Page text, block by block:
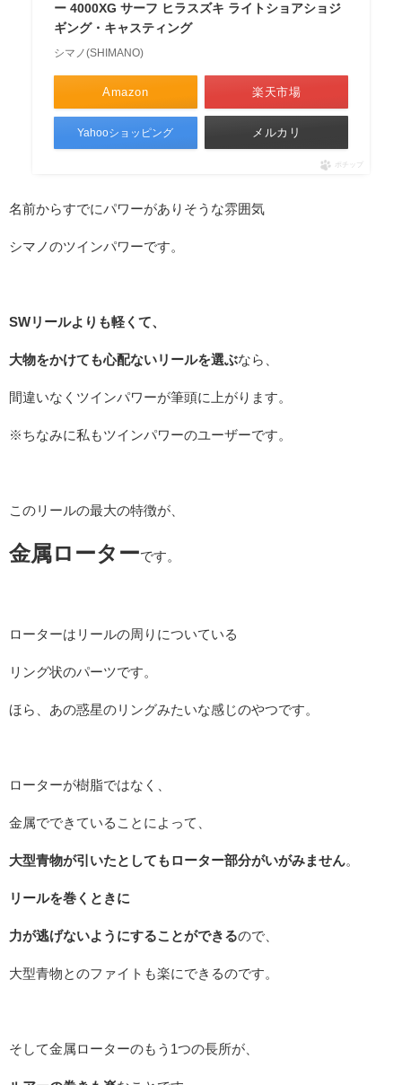
ー 4000XG サーフ ヒラスズキ ライトショアショジ
ギング・キャスティング
シマノ(SHIMANO)
Amazon 楽天市場
Yahooショッピング メルカリ
ポチップ
名前からすでにパワーがありそうな雰囲気
シマノのツインパワーです。
SWリールよりも軽くて、
大物をかけても心配ないリールを選ぶなら、
間違いなくツインパワーが筆頭に上がります。
※ちなみに私もツインパワーのユーザーです。
このリールの最大の特徴が、
金属ローターです。
ローターはリールの周りについている
リング状のパーツです。
ほら、あの惑星のリングみたいな感じのやつです。
ローターが樹脂ではなく、
金属でできていることによって、
大型青物が引いたとしてもローター部分がいがみません。
リールを巻くときに
力が逃げないようにすることができるので、
大型青物とのファイトも楽にできるのです。
そして金属ローターのもう1つの長所が、